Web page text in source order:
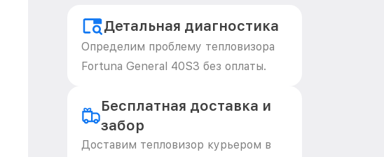
Детальная диагностика
Определим проблему тепловизора
Fortuna General 40S3 без оплаты.
Бесплатная доставка и
забор
Доставим тепловизор курьером в